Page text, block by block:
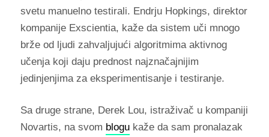
svetu manuelno testirali. Endrju Hopkings, direktor
kompanije Exscientia, kaže da sistem uči mnogo
brže od ljudi zahvaljujući algoritmima aktivnog
učenja koji daju prednost najznačajnijim
jedinjenjima za eksperimentisanje i testiranje.
Sa druge strane, Derek Lou, istraživač u kompaniji
Novartis, na svom blogukaže da sam pronalazak